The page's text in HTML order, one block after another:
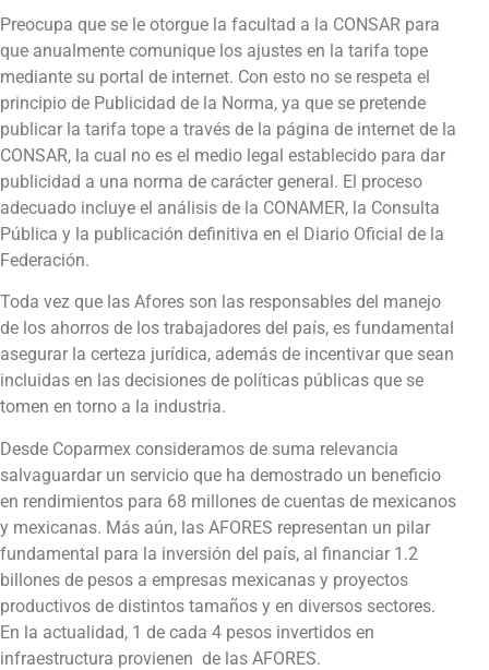
Preocupa que se le otorgue la facultad a la CONSAR para
que anualmente comunique los ajustes en la tarifa tope
mediante su portal de internet. Con esto no se respeta el
principio de Publicidad de la Norma, ya que se pretende
publicar la tarifa tope a través de la página de internet de la
CONSAR, la cual no es el medio legal establecido para dar
publicidad a una norma de carácter general. El proceso
adecuado incluye el análisis de la CONAMER, la Consulta
Pública y la publicación definitiva en el Diario Oficial de la
Federación.
Toda vez que las Afores son las responsables del manejo
de los ahorros de los trabajadores del país, es fundamental
asegurar la certeza jurídica, además de incentivar que sean
incluidas en las decisiones de políticas públicas que se
tomen en torno a la industria.
Desde Coparmex consideramos de suma relevancia
salvaguardar un servicio que ha demostrado un beneficio
en rendimientos para 68 millones de cuentas de mexicanos
y mexicanas. Más aún, las AFORES representan un pilar
fundamental para la inversión del país, al financiar 1.2
billones de pesos a empresas mexicanas y proyectos
productivos de distintos tamaños y en diversos sectores.
En la actualidad, 1 de cada 4 pesos invertidos en
infraestructura provienen de las AFORES.